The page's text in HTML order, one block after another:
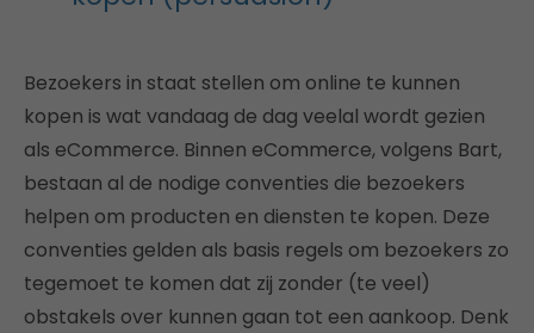
Bezoekers in staat stellen om online te kunnen
kopen is wat vandaag de dag veelal wordt gezien
als eCommerce. Binnen eCommerce, volgens Bart,
bestaan al de nodige conventies die bezoekers
helpen om producten en diensten te kopen. Deze
conventies gelden als basis regels om bezoekers zo
tegemoet te komen dat zij zonder (te veel)
obstakels over kunnen gaan tot een aankoop. Denk